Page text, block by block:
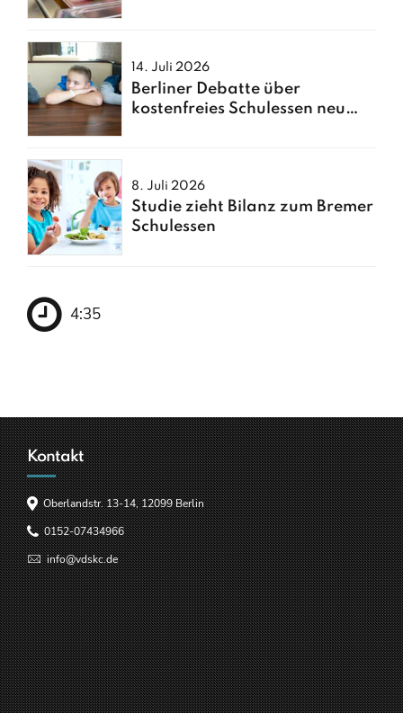
14. Juli 2026
Berliner Debatte über
kostenfreies Schulessen neu
8. Juli 2026
Studie zieht Bilanz zum Bremer
Schulessen
4:35
Kontakt
Oberlandstr. 13-14, 12099 Berlin
0152-07434966
info@vdskc.de